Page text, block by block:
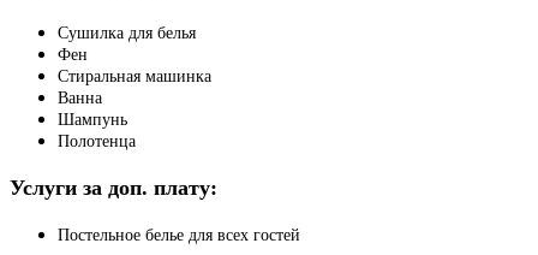
Сушилка для белья
Фен
Стиральная машинка
Ванна
Шампунь
Полотенца
Услуги за доп. плату:
Постельное белье для всех гостей